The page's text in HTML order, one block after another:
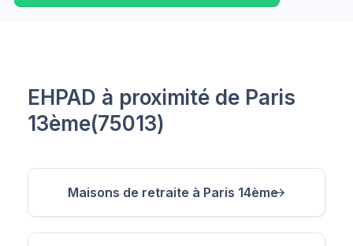
EHPAD à proximité de Paris
13ème(75013)
Maisons de retraite à Paris 14ème